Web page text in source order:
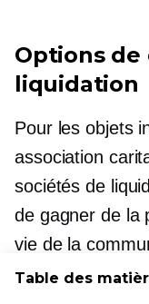
Options de
liquidation
Pour les objets
association
sociétés de
de gagner de la
vie de la
dons peuvent
Table des